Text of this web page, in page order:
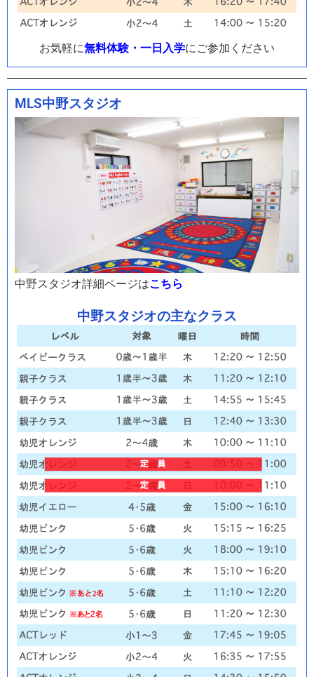
お気軽に無料体験・一日入学にご参加ください
MLS中野スタジオ
中野スタジオ詳細ページはこちら
中野スタジオの主なクラス